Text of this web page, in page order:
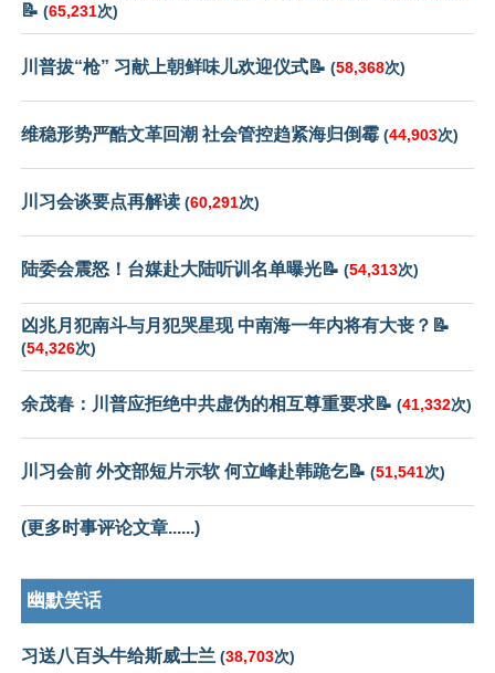
📝 (65,231次)
川普拔“枪” 习献上朝鲜味儿欢迎仪式📝 (58,368次)
维稳形势严酷文革回潮 社会管控趋紧海归倒霉 (44,903次)
川习会谈要点再解读 (60,291次)
陆委会震怒！台媒赴大陆听训名单曝光📝 (54,313次)
凶兆月犯南斗与月犯哭星现 中南海一年内将有大丧？📝
(54,326次)
余茂春：川普应拒绝中共虚伪的相互尊重要求📝 (41,332次)
川习会前 外交部短片示软 何立峰赴韩跪乞📝 (51,541次)
(更多时事评论文章......)
幽默笑话
习送八百头牛给斯威士兰 (38,703次)